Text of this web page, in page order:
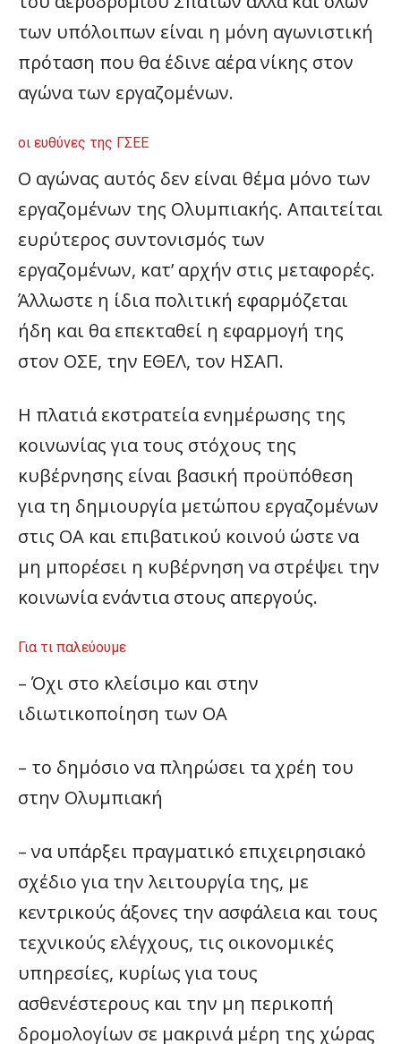
των υπόλοιπων είναι η μόνη αγωνιστική
πρόταση που θα έδινε αέρα νίκης στον
αγώνα των εργαζομένων.
οι ευθύνες της ΓΣΕΕ
Ο αγώνας αυτός δεν είναι θέμα μόνο των
εργαζομένων της Ολυμπιακής. Απαιτείται
ευρύτερος συντονισμός των
εργαζομένων, κατ’ αρχήν στις μεταφορές.
Άλλωστε η ίδια πολιτική εφαρμόζεται
ήδη και θα επεκταθεί η εφαρμογή της
στον ΟΣΕ, την ΕΘΕΛ, τον ΗΣΑΠ.
Η πλατιά εκστρατεία ενημέρωσης της
κοινωνίας για τους στόχους της
κυβέρνησης είναι βασική προϋπόθεση
για τη δημιουργία μετώπου εργαζομένων
στις ΟΑ και επιβατικού κοινού ώστε να
μη μπορέσει η κυβέρνηση να στρέψει την
κοινωνία ενάντια στους απεργούς.
Για τι παλεύουμε
– Όχι στο κλείσιμο και στην
ιδιωτικοποίηση των ΟΑ
– το δημόσιο να πληρώσει τα χρέη του
στην Ολυμπιακή
– να υπάρξει πραγματικό επιχειρησιακό
σχέδιο για την λειτουργία της, με
κεντρικούς άξονες την ασφάλεια και τους
τεχνικούς ελέγχους, τις οικονομικές
υπηρεσίες, κυρίως για τους
ασθενέστερους και την μη περικοπή
δρομολογίων σε μακρινά μέρη της χώρας